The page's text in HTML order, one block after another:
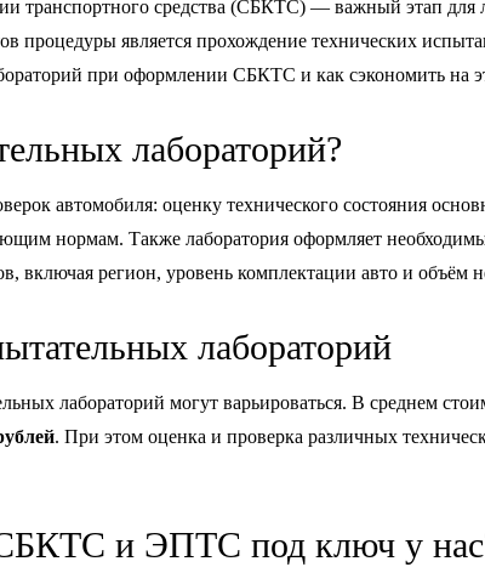
транспортного средства (СБКТС) — важный этап для
является прохождение технических
при оформлении СБКТС и как сэкономить на
лабораторий?
автомобиля: оценку технического состояния
нормам. Также лаборатория оформляет
включая регион, уровень комплектации авто и объём
лабораторий
лабораторий могут варьироваться. В среднем
. При этом оценка и проверка различных
и ЭПТС под ключ у